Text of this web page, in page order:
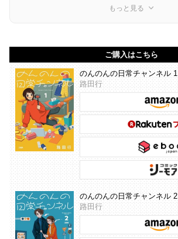
もっと見る
ご購入はこちら
のんのんの日常チャンネル 1
路田行
のんのんの日常チャンネル 2
路田行